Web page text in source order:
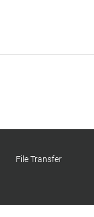
File Transfer